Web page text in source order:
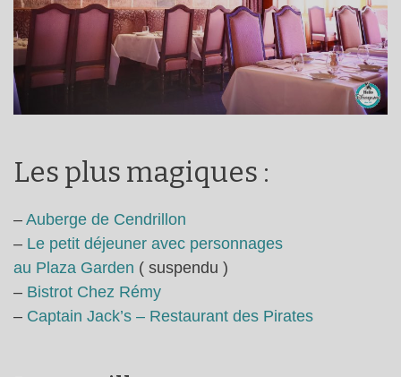
Les plus magiques :
– Auberge de Cendrillon
– Le petit déjeuner avec personnages
au Plaza Garden ( suspendu )
– Bistrot Chez Rémy
– Captain Jack’s – Restaurant des Pirates